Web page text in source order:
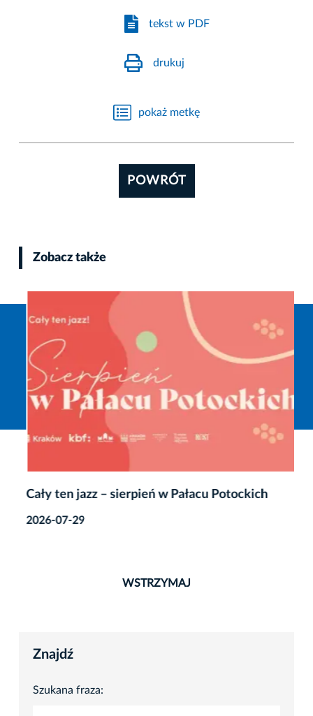
tekst w PDF
drukuj
pokaż metkę
POWRÓT
Zobacz także
Cały ten jazz – sierpień w Pałacu Potockich
2026-07-29
WSTRZYMAJ
Znajdź
Szukana fraza: